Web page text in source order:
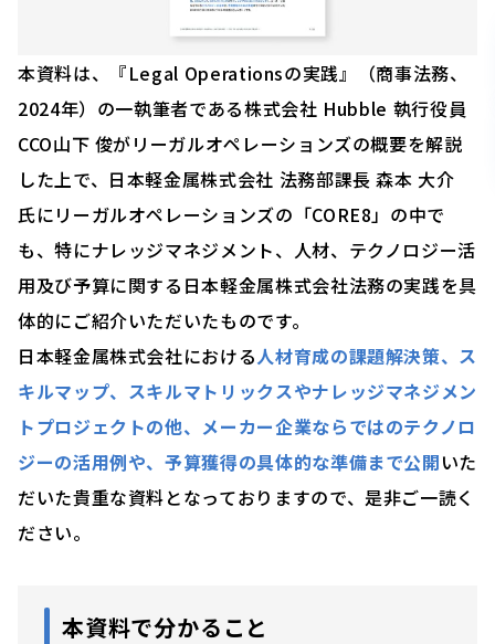
本資料は、『Legal Operationsの実践』（商事法務、
2024年）の一執筆者である株式会社 Hubble 執行役員
CCO山下 俊がリーガルオペレーションズの概要を解説
した上で、 日本軽金属株式会社 法務部課長 森本 大介
氏にリーガルオペレーションズの「CORE8」の中で
も、特にナレッジマネジメント、人材、テクノロジー活
用及び予算に関する日本軽金属株式会社法務の実践を具
体的にご紹介いただいたものです。
日本軽金属株式会社における人材育成の課題解決策、ス
キルマップ、スキルマトリックスやナレッジマネジメン
トプロジェクトの他、メーカー企業ならではのテクノロ
ジーの活用例や、予算獲得の具体的な準備まで公開いた
だいた貴重な資料となっておりますので、是非ご一読く
ださい。
本資料で分かること